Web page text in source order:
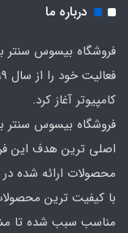
درباره ما
فروشگاه بیسوس سنتر
کامپیوتر آغاز کرد.
فروشگاه بیسوس سنتر
اصلی‌ ترین هدف این
محصولات ارائه شده در
با کیفیت‌ ترین
مناسب سبب شده تا